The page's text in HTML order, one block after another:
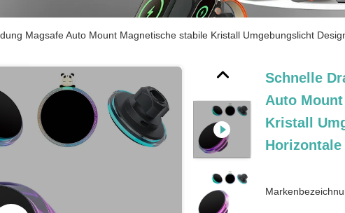
Magsafe Auto Mount Magnetische stabile Kristall Umgebungslicht
Schnelle
Auto
Kristall
Horizontale